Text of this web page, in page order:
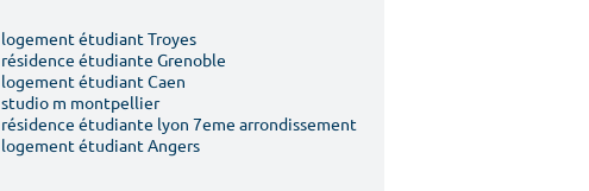
logement étudiant Troyes
résidence étudiante Grenoble
logement étudiant Caen
studio m montpellier
résidence étudiante lyon 7eme arrondissement
logement étudiant Angers